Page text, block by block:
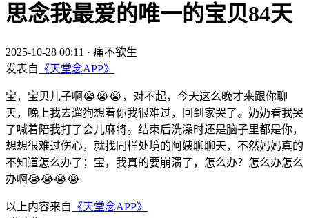
思念我最爱的唯一的宝贝84天
2025-10-28 00:11 · 痛不欲生
发表自 《天堂念APP》
宝，宝贝儿子啊😭😭😭，对不起，今天这么晚才来跟你聊
天，晚上我去遛狗想着你我很难过，回到家哭了。奶奶看我哭
了喊着陪我打了会儿麻将。结束后洗澡时还是脑子里都是你，
想想很难过伤心，就找同样处境的阿姨聊聊天，不然妈妈真的
不知道怎么办了；宝，我真的要崩溃了，怎么办？怎么办怎么
办啊😭😭😭😭
以上内容来自 《天堂念APP》